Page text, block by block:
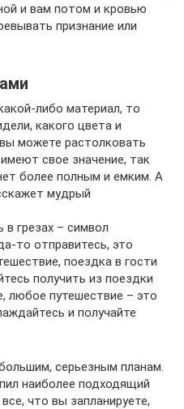
и вам потом и кровью
признание или
либо материал, то
какого цвета и
можете растолковать
свое значение, так
более полным и емким. А
мудрый
в грезах – символ
то отправитесь, это
поездка в гости
получить из поездки
любое путешествие – это
и получайте
серьезным планам.
наиболее подходящий
что вы запланируете,